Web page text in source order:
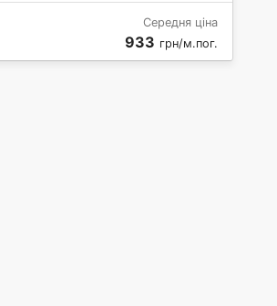
Середня ціна
933 грн/м.пог.